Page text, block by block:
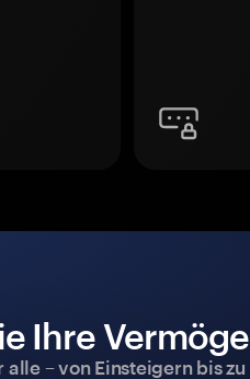
Ihre
– von Einsteigern bis